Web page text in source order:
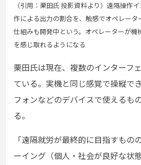
（引用：栗田氏 投影資料より）遠隔操作
作による出力の割合を、触感でオペレータ
仕組みも開発中という。オペレーターが機
を感じ取れるようになる
栗田氏は現在、複数のインターフ
ている。実機と同じ感覚で操縦で
フォンなどのデバイスで使えるも
る。
「遠隔就労が最終的に目指すもの
ーイング（個人・社会が良好な状